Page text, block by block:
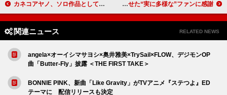
カネコアヤノ、ソロ作品として弾き語りで再録音したアルバム『石の糸 ひとりでに』発売決定 Ado、米ビルボードのポッドキャスト『Behind the Setlist』で欧米のアリーナを完売させた“実に多様な”ファンに感謝
関連ニュース RELATED NEWS
angela×オーイシマサヨシ×奥井雅美×TrySail×FLOW、デジモンOP
曲「Butter-Fly」披露 ＜THE FIRST TAKE＞
BONNIE PINK、新曲「Like Gravity」がTVアニメ『ステつよ』ED
テーマに 配信リリースも決定